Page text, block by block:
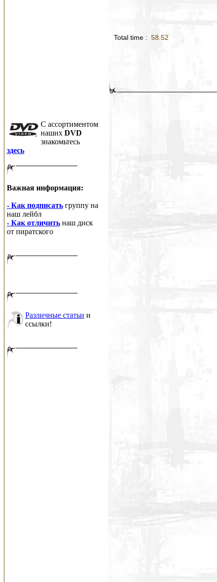
C ассортиментом
наших DVD
знакомьтесь
здесь
Важная информация:
- Как подписать группу на
наш лейбл
- Как отличить наш диск
от пиратского
Различные статьи и
ссылки!
Total time : 58.52